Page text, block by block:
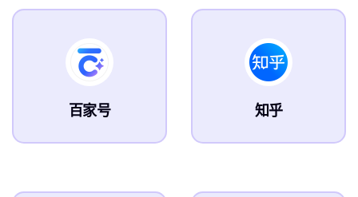
百家号 知乎